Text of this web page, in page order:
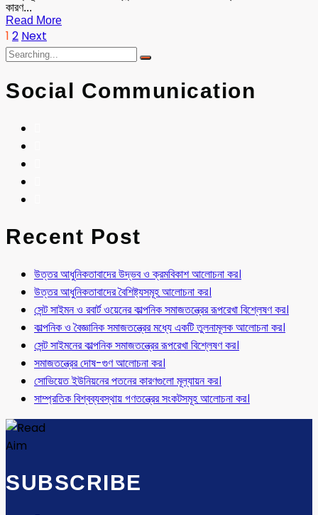
কারণ...
Read More
1 2 Next
Social Communication
Recent Post
উত্তর আধুনিকতাবাদের উদ্ভব ও ক্রমবিকাশ আলোচনা কর।
উত্তর আধুনিকতাবাদের বৈশিষ্ট্যসমূহ আলোচনা কর।
সেন্ট সাইমন ও রবার্ট ওয়েনের কাল্পনিক সমাজতন্ত্রের রূপরেখা বিশ্লেষণ কর।
কাল্পনিক ও বৈজ্ঞানিক সমাজতন্ত্রের মধ্যে একটি তুলনামূলক আলোচনা কর।
সেন্ট সাইমনের কাল্পনিক সমাজতন্ত্রের রূপরেখা বিশ্লেষণ কর।
সমাজতন্ত্রের দোষ-গুণ আলোচনা কর।
সোভিয়েত ইউনিয়নের পতনের কারণগুলো মূল্যায়ন কর।
সাম্প্রতিক বিশ্বব্যবস্থায় গণতন্ত্রের সংকটসমূহ আলোচনা কর।
SUBSCRIBE